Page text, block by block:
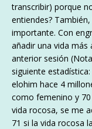
transcribir) porque
entiendes?
importante. Con
añadir una vida más
anterior sesión
siguiente
elohim hace 4
como femenino y
vida rocosa, se me
71 si la vida rocosa